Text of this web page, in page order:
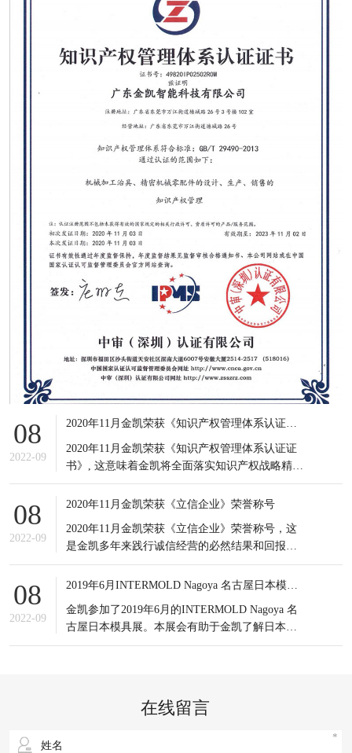
08
2022-09
2020年11月金凯荣获《知识产权管理体系认证证书》
2020年11月金凯荣获《知识产权管理体系认证证
书》, 这意味着金凯将全面落实知识产权战略精
神，积极应对知识产权竞争态势，有效提高知识
产权对企业经营发展的贡献水平。
08
2022-09
2020年11月金凯荣获《立信企业》荣誉称号
2020年11月金凯荣获《立信企业》荣誉称号，这
是金凯多年来践行诚信经营的必然结果和回报，
更是金凯所有员工的共同荣耀，可谓实至名归。
信誉是企业之基，生存之本，是企业最宝贵的无
08
2022-09
2019年6月INTERMOLD Nagoya 名古屋日本模具展
金凯参加了2019年6月的INTERMOLD Nagoya 名
古屋日本模具展。本展会有助于金凯了解日本当
前新的市场发展情况以及设备制造商的产品更新
研发等方面的综合实力。
在线留言